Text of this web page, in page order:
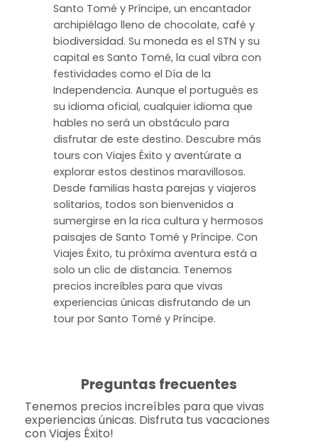
Santo Tomé y Príncipe, un encantador
archipiélago lleno de chocolate, café y
biodiversidad. Su moneda es el STN y su
capital es Santo Tomé, la cual vibra con
festividades como el Día de la
Independencia. Aunque el portugués es
su idioma oficial, cualquier idioma que
hables no será un obstáculo para
disfrutar de este destino. Descubre más
tours con Viajes Éxito y aventúrate a
explorar estos destinos maravillosos.
Desde familias hasta parejas y viajeros
solitarios, todos son bienvenidos a
sumergirse en la rica cultura y hermosos
paisajes de Santo Tomé y Príncipe. Con
Viajes Éxito, tu próxima aventura está a
solo un clic de distancia. Tenemos
precios increíbles para que vivas
experiencias únicas disfrutando de un
tour por Santo Tomé y Príncipe.
Preguntas frecuentes
Tenemos precios increíbles para que vivas
experiencias únicas. Disfruta tus vacaciones
con Viajes Éxito!